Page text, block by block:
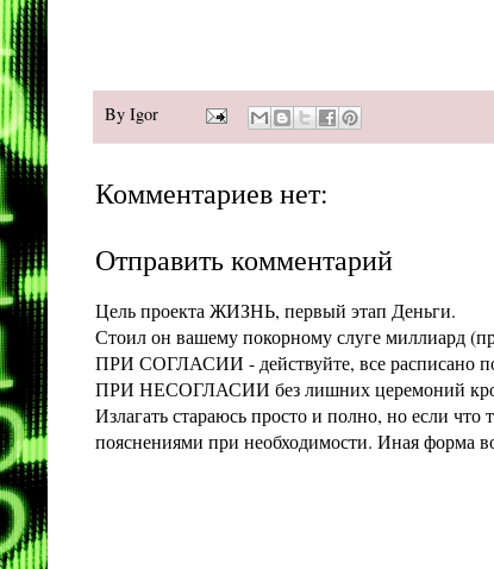
By Igor
Комментариев нет:
Отправить комментарий
Цель проекта ЖИЗНЬ, первый этап Деньги.
Стоил он вашему покорному слуге миллиард
ПРИ СОГЛАСИИ - действуйте, все расписано
ПРИ НЕСОГЛАСИИ без лишних церемоний
Излагать стараюсь просто и полно, но если
пояснениями при необходимости. Иная форма